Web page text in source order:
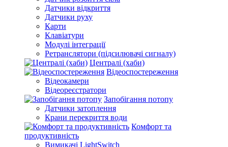
Датчики відкриття
Датчики руху
Карти
Клавіатури
Модулі інтеграції
Ретранслятори (підсилювачі сигналу)
Централі (хаби)
Відеоспостереження
Відеокамери
Відеореєстратори
Запобігання потопу
Датчики затоплення
Крани перекриття води
Комфорт та
продуктивність
Вимикачі LightSwitch